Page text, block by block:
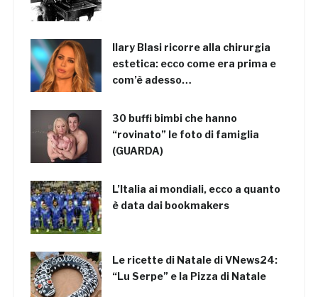
Ilary Blasi ricorre alla chirurgia
estetica: ecco come era prima e
com’è adesso…
30 buffi bimbi che hanno
“rovinato” le foto di famiglia
(GUARDA)
L’Italia ai mondiali, ecco a quanto
è data dai bookmakers
Le ricette di Natale di VNews24:
“Lu Serpe” e la Pizza di Natale